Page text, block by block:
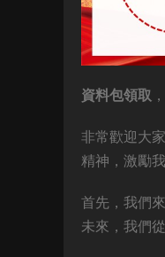
資料包領取
非常歡迎大
精神，激勵
首先，我們
未來，我們